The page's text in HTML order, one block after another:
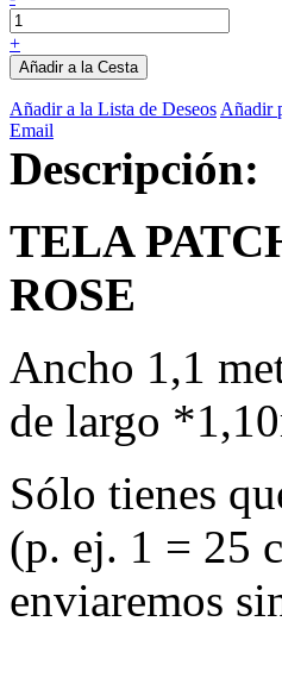
+
Añadir a la Cesta
Añadir a la Lista de Deseos Añadir
Email
Descripción:
TELA
ROSE
Ancho 1,1
de largo
Sólo tienes
(p. ej. 1 = 25
enviaremos